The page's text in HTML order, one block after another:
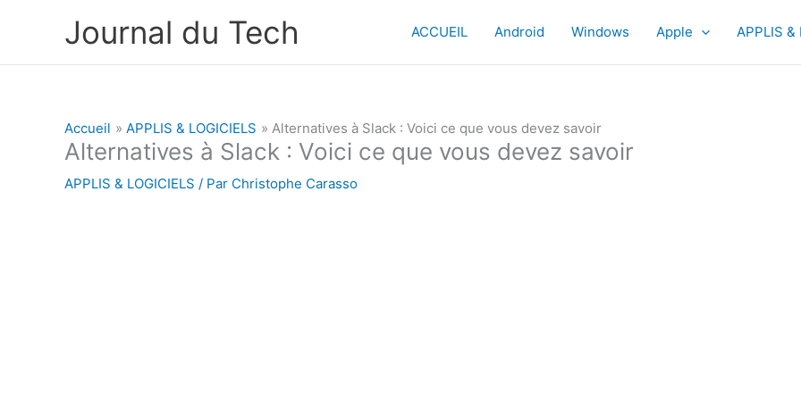
Journal du Tech ACCUEIL Android Windows Apple APPLIS &
Accueil APPLIS & LOGICIELS Alternatives à Slack : Voici ce que vous devez savoir
Alternatives à Slack : Voici ce que vous devez savoir
APPLIS & LOGICIELS / Par Christophe Carasso